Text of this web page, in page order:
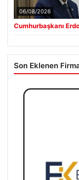
06/08/2026
Cumhurbaşkanı
Son Eklenen